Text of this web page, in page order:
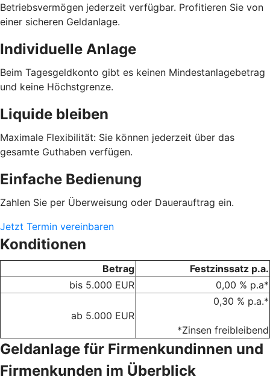
Betriebsvermögen jederzeit verfügbar. Profitieren Sie von
einer sicheren Geldanlage.
Individuelle Anlage
Beim Tagesgeldkonto gibt es keinen Mindestanlagebetrag
und keine Höchstgrenze.
Liquide bleiben
Maximale Flexibilität: Sie können jederzeit über das
gesamte Guthaben verfügen.
Einfache Bedienung
Zahlen Sie per Überweisung oder Dauerauftrag ein.
Jetzt Termin vereinbaren
Konditionen
Betrag
Festzinssatz p.a.
bis 5.000 EUR
0,00 % p.a*
ab 5.000 EUR
0,30 % p.a.*
*Zinsen freibleibend
Geldanlage für Firmenkundinnen und
Firmenkunden im Überblick